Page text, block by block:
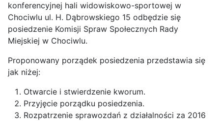
konferencyjnej hali widowiskowo-sportowej w
Chociwlu ul. H. Dąbrowskiego 15 odbędzie się
posiedzenie Komisji Spraw Społecznych Rady
Miejskiej w Chociwlu.
Proponowany porządek posiedzenia przedstawia się
jak niżej:
Otwarcie i stwierdzenie kworum.
Przyjęcie porządku posiedzenia.
Rozpatrzenie sprawozdań z działalności za 2016